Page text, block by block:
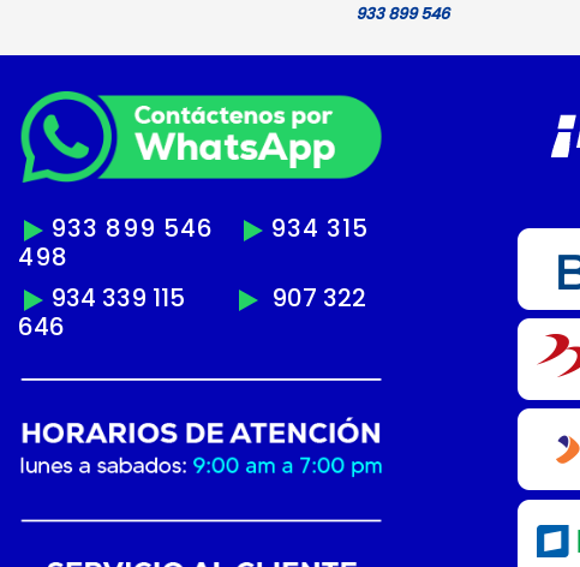
933 899 546
933 899 546
934 315
498
934 339 115
907 322
646